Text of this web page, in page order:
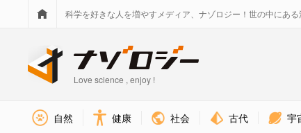
科学を好きな人を増やすメディア、ナゾロジー！世の中にある
Love science , enjoy !
自然 健康 社会 古代 宇